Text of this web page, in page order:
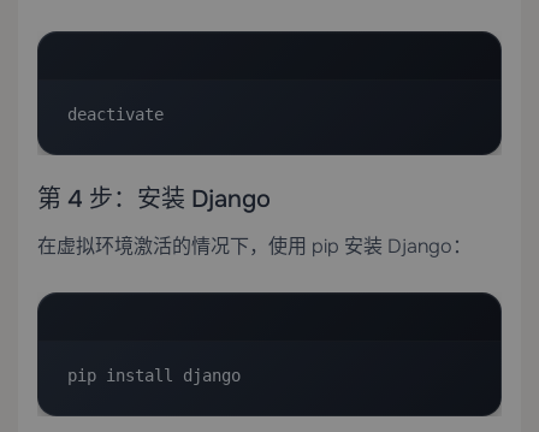
deactivate
第 4 步：安装 Django
在虚拟环境激活的情况下，使用 pip 安装 Django：
pip install django